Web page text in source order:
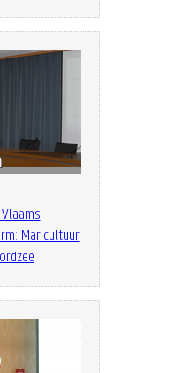
Vlaams
Maricultuur